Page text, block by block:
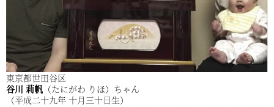
東京都世田谷区
谷川 莉帆 （たにがわ りほ）ちゃん
（平成二十九年 十月三十日生）